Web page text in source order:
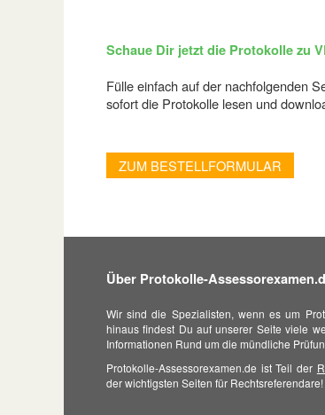
Schaue Dir jetzt die Protokolle zu
Fülle einfach auf der nachfolgenden
sofort die Protokolle lesen und
ZUM BESTELLFORMULAR
Über Protokolle-
Wir sind die Spezialisten, wenn es um
hinaus findest Du auf unserer Seite viele
Informationen Rund um die mündliche
Protokolle-Assessorexamen.de ist Teil der
der wichtigsten Seiten für Rechtsreferendare!